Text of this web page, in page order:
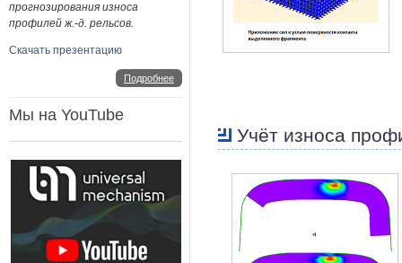
прогнозирования износа
профилей ж.-д. рельсов.
Скачать презентацию
Подробнее
Мы на YouTube
Учёт износа